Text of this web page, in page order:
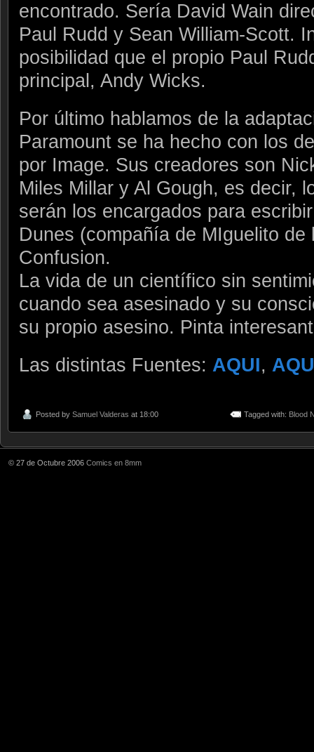
encontrado. Sería David Wain
Paul Rudd y Sean William-Scott.
posibilidad que el propio Paul
principal, Andy Wicks.
Por último hablamos de la
Paramount se ha hecho con los
por Image. Sus creadores son
Miles Millar y Al Gough, es decir,
serán los encargados para
Dunes (compañía de MIguelito
Confusion.
La vida de un científico sin
cuando sea asesinado y su
su propio asesino. Pinta
Las distintas Fuentes: AQUI,
Posted by Samuel Valderas at 18:00 Tagged with: Blood
© 27 de Octubre 2006 Comics en 8mm